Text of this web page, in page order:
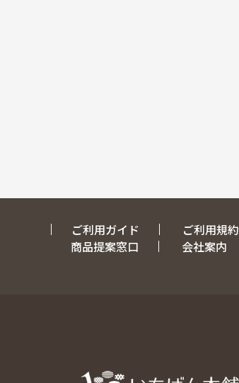
ご利用ガイド ご利用規約
商品提案窓口
会社案内